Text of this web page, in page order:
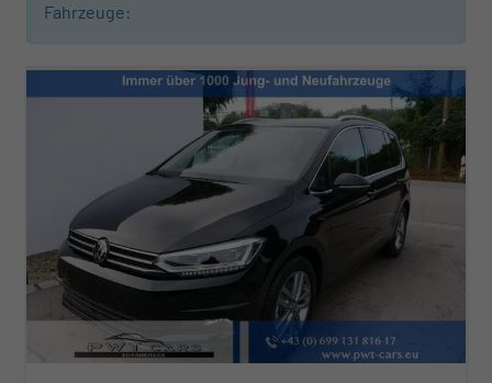
Fahrzeuge: